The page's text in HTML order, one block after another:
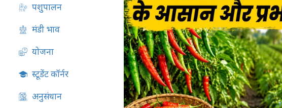
पशुपालन
मंडी भाव
योजना
स्टूडेंट कॉर्नर
अनुसंधान
PM Kisan 24वीं किस्त की तारीख पर
बड़ा अपडेट, जानें कब आएंगे 2000
05-Aug-2026 04:51 PM